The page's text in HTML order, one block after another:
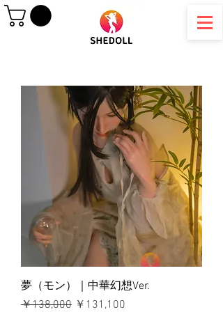
夢（モン）｜中華幻想Ver.
通常価格
￥138,000 セール価格
￥131,100